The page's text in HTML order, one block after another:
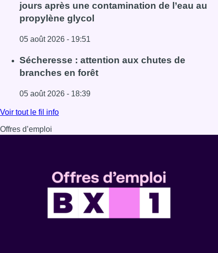
jours après une contamination de l’eau au
propylène glycol
05 août 2026 - 19:51
Lire l'article Le siège bruxellois d’AXA fermé plusieurs
Sécheresse : attention aux chutes de
branches en forêt
05 août 2026 - 18:39
Lire l'article Sécheresse : attention aux chutes de
Voir tout le fil info
Offres d’emploi